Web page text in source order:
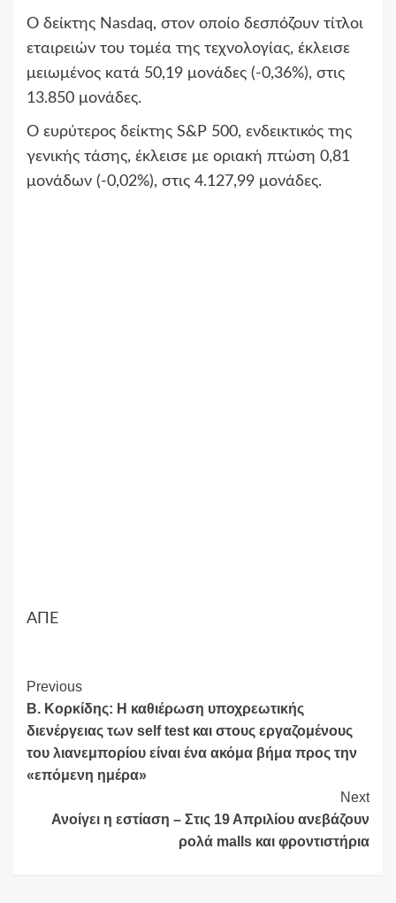
Ο δείκτης Nasdaq, στον οποίο δεσπόζουν τίτλοι
εταιρειών του τομέα της τεχνολογίας, έκλεισε
μειωμένος κατά 50,19 μονάδες (-0,36%), στις
13.850 μονάδες.
Ο ευρύτερος δείκτης S&P 500, ενδεικτικός της
γενικής τάσης, έκλεισε με οριακή πτώση 0,81
μονάδων (-0,02%), στις 4.127,99 μονάδες.
ΑΠΕ
Continue
Reading
Previous
Β. Κορκίδης: Η καθιέρωση υποχρεωτικής
διενέργειας των self test και στους εργαζομένους
του λιανεμπορίου είναι ένα ακόμα βήμα προς την
«επόμενη ημέρα»
Next
Ανοίγει η εστίαση – Στις 19 Απριλίου ανεβάζουν
ρολά malls και φροντιστήρια